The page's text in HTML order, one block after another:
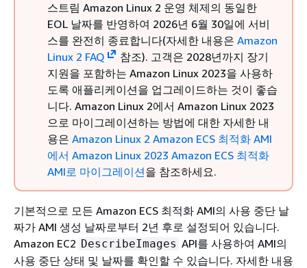
스트림 Amazon Linux 2 운영 체제의 동일한
EOL 날짜를 반영하여 2026년 6월 30일에 서비
스를 완전히 종료합니다(자세한 내용은 Amazon
Linux 2 FAQ
참조). 고객은 2028년까지 장기
지원을 포함하는 Amazon Linux 2023을 사용하
도록 애플리케이션을 업그레이드하는 것이 좋습
니다. Amazon Linux 2에서 Amazon Linux 2023
으로 마이그레이션하는 방법에 대한 자세한 내
용은 Amazon Linux 2 Amazon ECS 최적화 AMI
에서 Amazon Linux 2023 Amazon ECS 최적화
AMI로 마이그레이션을 참조하세요.
기본적으로 모든 Amazon ECS 최적화 AMI의 사용 중단 날
짜가 AMI 생성 날짜로부터 2년 후로 설정되어 있습니다.
Amazon EC2 DescribeImages API를 사용하여 AMI의
사용 중단 상태 및 날짜를 확인할 수 있습니다. 자세한 내용